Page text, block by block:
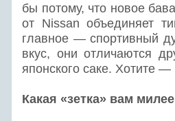
бы потому, что новое
от Nissan объединяет
главное — спортивный
вкус, они отличаются
японского саке. Хотите
Какая «зетка» вам